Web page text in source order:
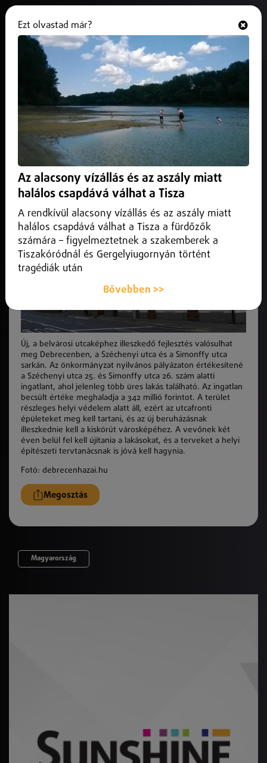
Új belvárosi fejlesztés jöhet
Debrecenben
2026. április 25.Debrecen
Új, a belvárosi utcaképhez illeszkedő fejlesztés valósulhat
sarkán.
Új, a belvárosi utcaképhez illeszkedő fejlesztés valósulhat
meg Debrecenben, a Széchenyi utca és a Simonffy utca
sarkán. Az önkormányzat nyilvános pályázaton értékesítené
a Széchenyi utca 25. és Simonffy utca 26. szám alatti
ingatlant, ahol jelenleg több üres lakás található. Az ingatlan
becsült értéke meghaladja a 342 millió forintot. A terület
részleges helyi védelem alatt áll, ezért az utcafronti
épületeket meg kell tartani, és az új beruházásnak
illeszkednie kell a kiskörút városképéhez. A vevőnek két
éven belül fel kell újítania a lakásokat, és a terveket a helyi
építészeti tervtanácsnak is jóvá kell hagynia.
Fotó: debrecenhazai.hu
Megosztás
Magyarország
Ezt olvastad már?
Az alacsony vízállás és az aszály miatt
halálos csapdává válhat a Tisza
A rendkívül alacsony vízállás és az aszály miatt
halálos csapdává válhat a Tisza a fürdőzők
számára – figyelmeztetnek a szakemberek a
Tiszakóródnál és Gergelyiugornyán történt
tragédiák után
Bővebben >>